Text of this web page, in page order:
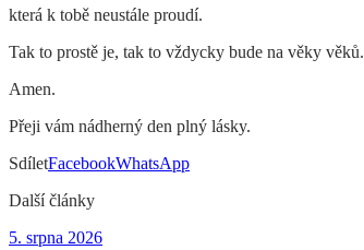
která k tobě neustále proudí.
Tak to prostě je, tak to vždycky bude na věky věků.
Amen.
Přeji vám nádherný den plný lásky.
SdíletFacebookWhatsApp
Další články
5. srpna 2026